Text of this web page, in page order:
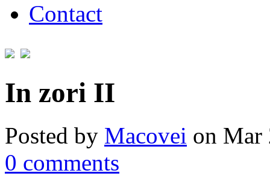
Contact
In zori II
Posted by Macovei on
0 comments